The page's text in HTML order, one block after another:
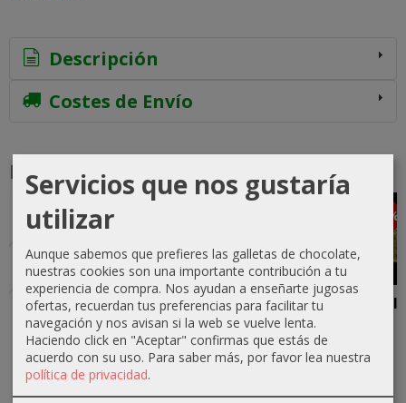
Descripción
Costes de Envío
Productos Relacionados
Agotado-5 %
Weird Tales
(selección
1944)....
13,30 €
14,00 €
Revista
Ulthar Nº19
13,30 €
14,00 €
Dune: La
Casa
Atreides
32,40 €
36,00 €
-20 %
El arte y el
39,96 €
49,95 €
Servicios que nos gustaría
utilizar
Aunque sabemos que prefieres las galletas de chocolate,
nuestras cookies son una importante contribución a tu
experiencia de compra. Nos ayudan a enseñarte jugosas
ofertas, recuerdan tus preferencias para facilitar tu
navegación y nos avisan si la web se vuelve lenta.
Haciendo click en "Aceptar" confirmas que estás de
acuerdo con su uso. Para saber más, por favor lea nuestra
política de privacidad.